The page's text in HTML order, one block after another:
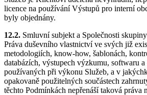
licence na používání Výstupů pro interní
byly objednány.
12.2. Smluvní subjekt a Společnosti
Práva duševního vlastnictví ve svých již
metodologiích, know-how, šablonách,
databázích, výstupech výzkumu, softwaru
používaných při výkonu Služeb, a v
opakovaně použitelných součástech
těchto Podmínkách nepřenáší taková práva